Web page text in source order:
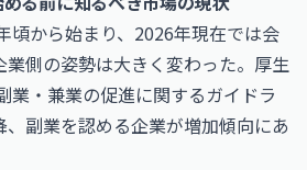
頃から始まり、2026年現在では会
側の姿勢は大きく変わった。厚生
業・兼業の促進に関するガイドラ
副業を認める企業が増加傾向にあ